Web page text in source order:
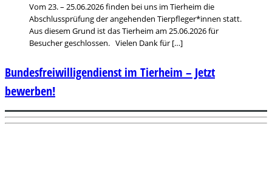
Vom 23. – 25.06.2026 finden bei uns im Tierheim die
Abschlussprüfung der angehenden Tierpfleger*innen statt.
Aus diesem Grund ist das Tierheim am 25.06.2026 für
Besucher geschlossen. Vielen Dank für […]
Bundesfreiwilligendienst im Tierheim – Jetzt
bewerben!